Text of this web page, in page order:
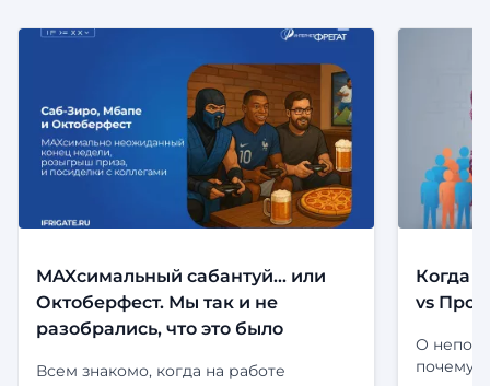
MAXсимальный сабантуй... или
Октоберфест. Мы так и не
разобрались, что это было
Всем знакомо, когда на работе
Когда
vs
О
почему